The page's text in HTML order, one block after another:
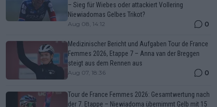
– Sieg für Wiebes oder attackiert Vollering
Niewiadomas Gelbes Trikot?
Aug 08, 14:12 0
Medizinischer Bericht und Aufgaben Tour de France
Femmes 2026, Etappe 7 – Anna van der Breggen
steigt aus dem Rennen aus
Aug 07, 18:36 0
Tour de France Femmes 2026: Gesamtwertung nach
der 7. Etappe – Niewiadoma übernimmt Gelb mit 15